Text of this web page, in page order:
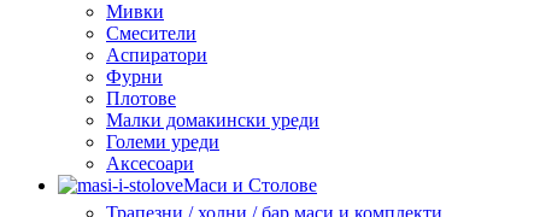
Мивки
Смесители
Аспиратори
Фурни
Плотове
Малки домакински уреди
Големи уреди
Аксесоари
Маси и Столове
Трапезни / холни / бар маси и комплекти